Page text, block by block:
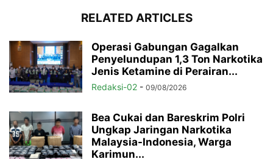
RELATED ARTICLES
Operasi Gabungan Gagalkan
Penyelundupan 1,3 Ton Narkotika
Jenis Ketamine di Perairan...
Redaksi-02 - 09/08/2026
Bea Cukai dan Bareskrim Polri
Ungkap Jaringan Narkotika
Malaysia-Indonesia, Warga
Karimun...